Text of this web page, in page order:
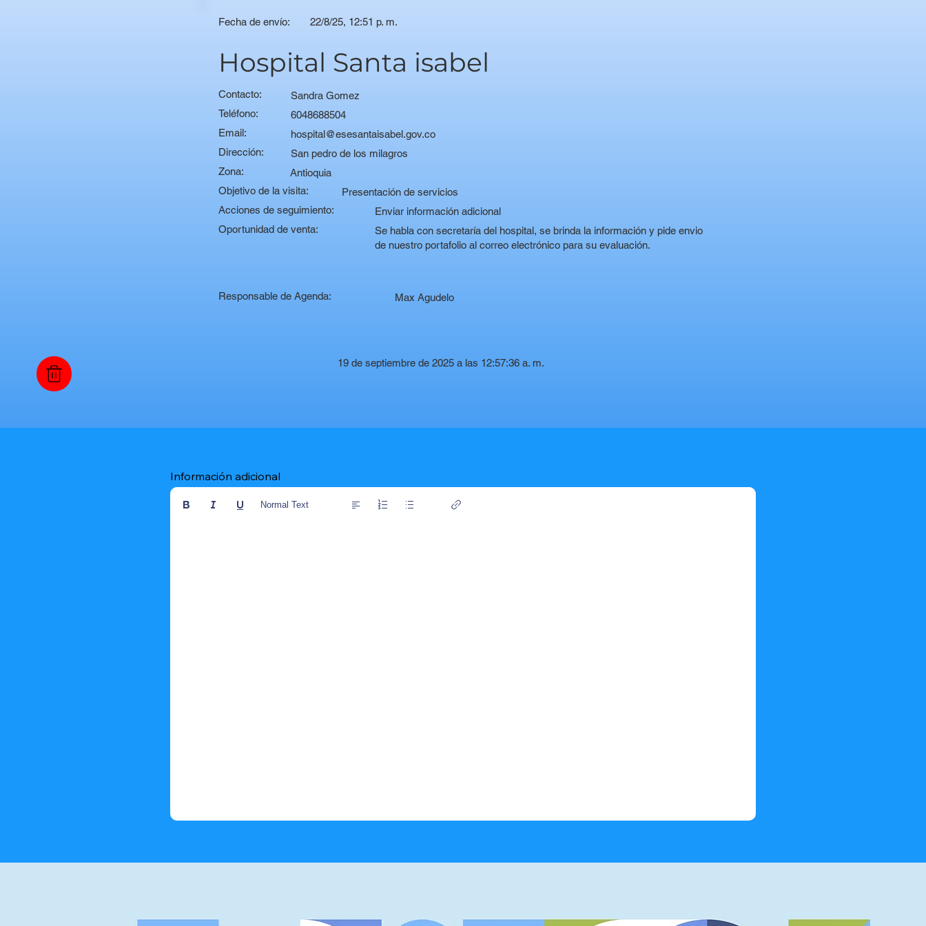
Fecha de envío: 22/8/25, 12:51 p. m.
Hospital Santa isabel
Contacto:
Sandra Gomez
Teléfono:
6048688504
Email:
hospital@esesantaisabel.gov.co
Dirección:
San pedro de los milagros
Zona:
Antioquia
Objetivo de la visita:
Presentación de servicios
Acciones de seguimiento:
Enviar información adicional
Oportunidad de venta:
Se habla con secretaría del hospital, se brinda la información y pide envio
de nuestro portafolio al correo electrónico para su evaluación.
Responsable de Agenda: Max Agudelo
19 de septiembre de 2025 a las 12:57:36 a. m.
Información adicional
Normal Text